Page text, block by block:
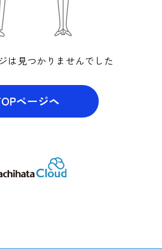
は見つかりませんでした
ページヘ